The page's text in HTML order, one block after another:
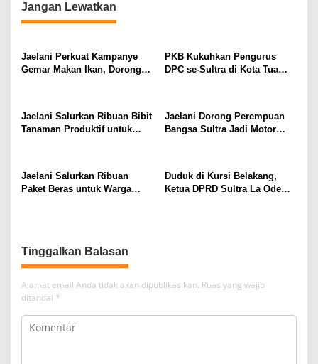
Jangan Lewatkan
Jaelani Perkuat Kampanye
Gemar Makan Ikan, Dorong
PKB Kukuhkan Pengurus
DPC se-Sultra di Kota Tua
Jaelani Salurkan Ribuan Bibit
Tanaman Produktif untuk
Jaelani Dorong Perempuan
Bangsa Sultra Jadi Motor
Jaelani Salurkan Ribuan
Paket Beras untuk Warga
Duduk di Kursi Belakang,
Ketua DPRD Sultra La Ode
Tinggalkan Balasan
Alamat email Anda tidak akan dipublikasikan. Ruas yang wajib
ditandai *